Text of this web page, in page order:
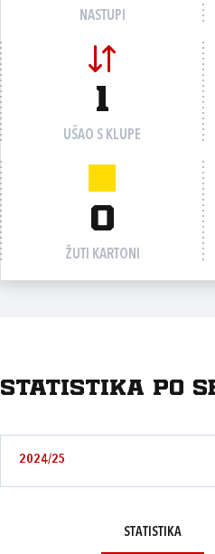
NASTUPI
1
UŠAO S KLUPE
0
ŽUTI KARTONI
Statistika po
2024/25
STATISTIKA